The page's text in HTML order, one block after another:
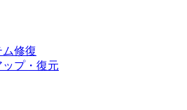
ム修復
プ・復元